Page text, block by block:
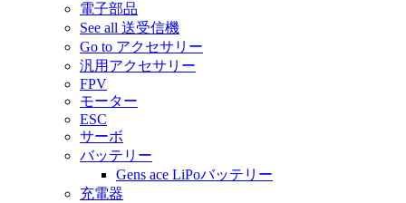
電子部品
See all 送受信機
Go to アクセサリー
汎用アクセサリー
FPV
モーター
ESC
サーボ
バッテリー
Gens ace LiPoバッテリー
充電器